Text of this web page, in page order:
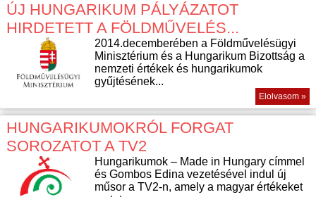
ÚJ HUNGARIKUM PÁLYÁZATOT
HIRDETETT A FÖLDMŰVELÉS...
2014.decemberében a Földművelésügyi
Minisztérium és a Hungarikum Bizottság a
nemzeti értékek és hungarikumok
gyűjtésének...
Elolvasom »
HUNGARIKUMOKRÓL FORGAT
SOROZATOT A TV2
Hungarikumok – Made in Hungary címmel
és Gombos Edina vezetésével indul új
műsor a TV2-n, amely a magyar értékeket